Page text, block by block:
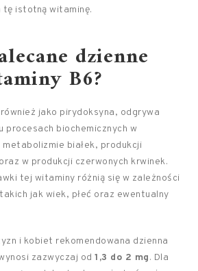
istotną witaminę.
dzienne
B6?
jako pirydoksyna, odgrywa
procesach biochemicznych w
białek, produkcji
w produkcji czerwonych krwinek.
tej witaminy różnią się w zależności
jak wiek, płeć oraz ewentualny
i kobiet rekomendowana dzienna
zazwyczaj od 1,3 do 2 mg. Dla